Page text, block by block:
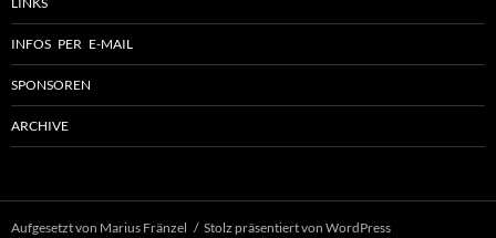
INFOS PER E-MAIL
SPONSOREN
ARCHIVE
Aufgesetzt von Marius Fränzel Stolz präsentiert von WordPress